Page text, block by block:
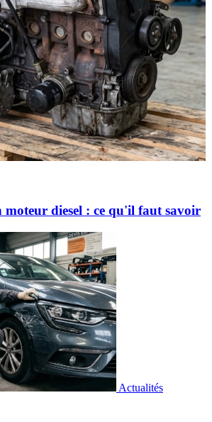
moteur diesel : ce qu'il faut savoir
Actualités